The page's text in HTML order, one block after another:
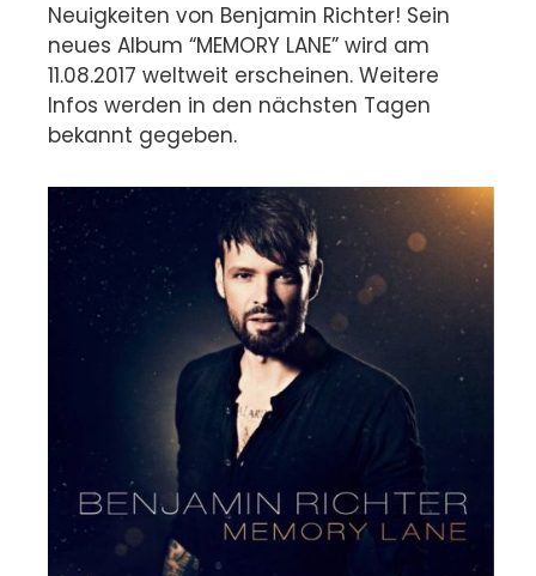
Neuigkeiten von Benjamin Richter! Sein
neues Album “MEMORY LANE” wird am
11.08.2017 weltweit erscheinen. Weitere
Infos werden in den nächsten Tagen
bekannt gegeben.